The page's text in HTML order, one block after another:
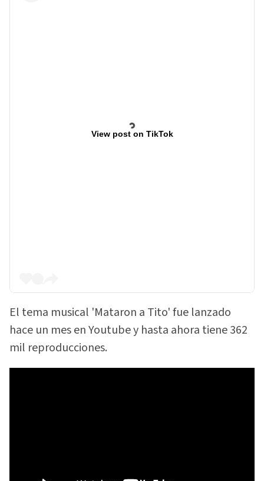
View post on TikTok
El tema musical 'Mataron a Tito' fue lanzado
hace un mes en Youtube y hasta ahora tiene 362
mil reproducciones.